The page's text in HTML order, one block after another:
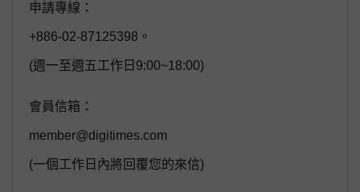
申請專線：
+886-02-87125398。
(週一至週五工作日9:00~18:00)
會員信箱：
member@digitimes.com
(一個工作日內將回覆您的來信)